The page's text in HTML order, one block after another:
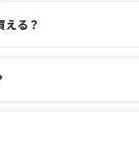
える？